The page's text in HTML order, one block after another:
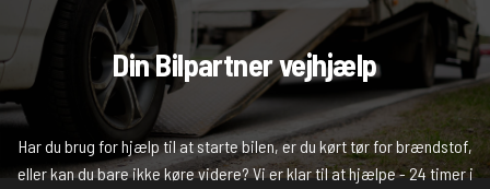
Din Bilpartner vejhjælp
Har du brug for hjælp til at starte bilen, er du kørt tør for brændstof,
eller kan du bare ikke køre videre? Vi er klar til at hjælpe - 24 timer i